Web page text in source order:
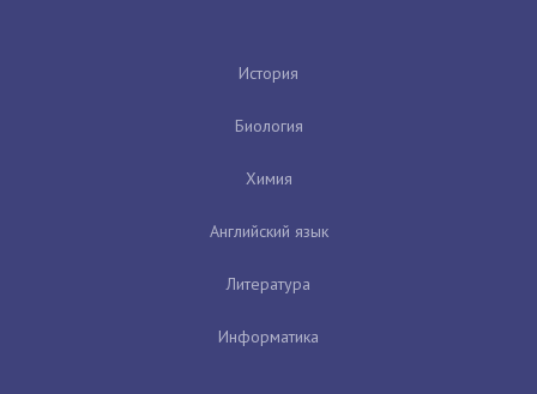
История
Биология
Химия
Английский язык
Литература
Информатика